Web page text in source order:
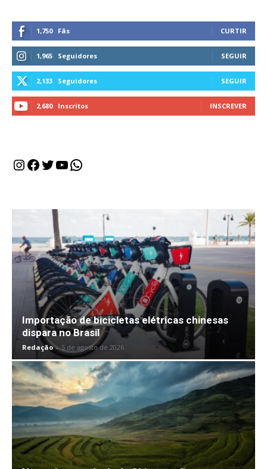
1,750 Fãs CURTIR
1,965 Seguidores SEGUIR
2,133 Seguidores SEGUIR
2,680 Inscritos INSCREVER
Instagram
Facebook
Twitter
Youtube
WhatsApp
Importação de bicicletas elétricas chinesas
dispara no Brasil
Redação - 5 de agosto de 2026